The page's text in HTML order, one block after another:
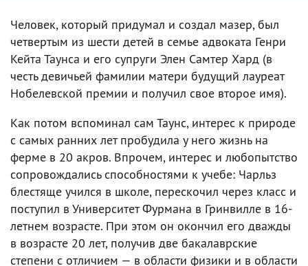
Человек, который придумал и создал мазер, был
четвертым из шести детей в семье адвоката Генри
Кейта Таунса и его супруги Элен Самтер Хард (в
честь девичьей фамилии матери будущий лауреат
Нобелевской премии и получил свое второе имя).
Как потом вспоминал сам Таунс, интерес к природе
с самых ранних лет пробудила у него жизнь на
ферме в 20 акров. Впрочем, интерес и любопытство
сопровождались способностями к учебе: Чарльз
блестяще учился в школе, перескочил через класс и
поступил в Университет Фурмана в Гринвилле в 16-
летнем возрасте. При этом он окончил его дважды
в возрасте 20 лет, получив две бакалаврские
степени с отличием — в области физики и в области